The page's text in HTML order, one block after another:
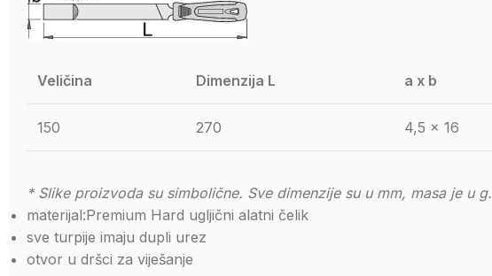
Veličina Dimenzija L a x b
150 270 4,5 x 16
* Slike proizvoda su simbolične. Sve dimenzije su u mm, masa je u g.
materijal:Premium Hard ugljični alatni čelik
sve turpije imaju dupli urez
otvor u dršci za viješanje